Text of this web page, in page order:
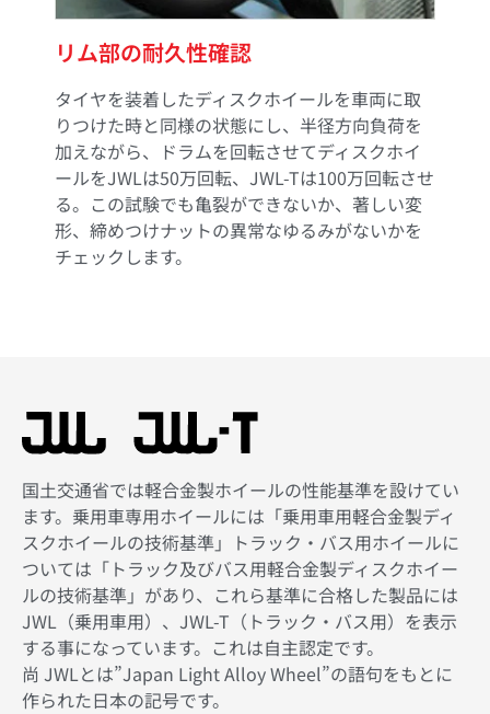
リム部の耐久性確認
タイヤを装着したディスクホイールを車両に取
りつけた時と同様の状態にし、半径方向負荷を
加えながら、ドラムを回転させてディスクホイ
ールをJWLは50万回転、JWL-Tは100万回転させ
る。この試験でも亀裂ができないか、著しい変
形、締めつけナットの異常なゆるみがないかを
チェックします。
国土交通省では軽合金製ホイールの性能基準を設けてい
ます。乗用車専用ホイールには「乗用車用軽合金製ディ
スクホイールの技術基準」トラック・バス用ホイールに
ついては「トラック及びバス用軽合金製ディスクホイー
ルの技術基準」があり、これら基準に合格した製品には
JWL（乗用車用）、JWL-T（トラック・バス用）を表示
する事になっています。これは自主認定です。
尚 JWLとは”Japan Light Alloy Wheel”の語句をもとに
作られた日本の記号です。